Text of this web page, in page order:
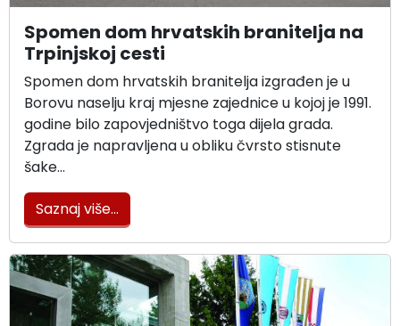
Spomen dom hrvatskih branitelja na
Trpinjskoj cesti
Spomen dom hrvatskih branitelja izgrađen je u
Borovu naselju kraj mjesne zajednice u kojoj je 1991.
godine bilo zapovjedništvo toga dijela grada.
Zgrada je napravljena u obliku čvrsto stisnute
šake…
Saznaj više...